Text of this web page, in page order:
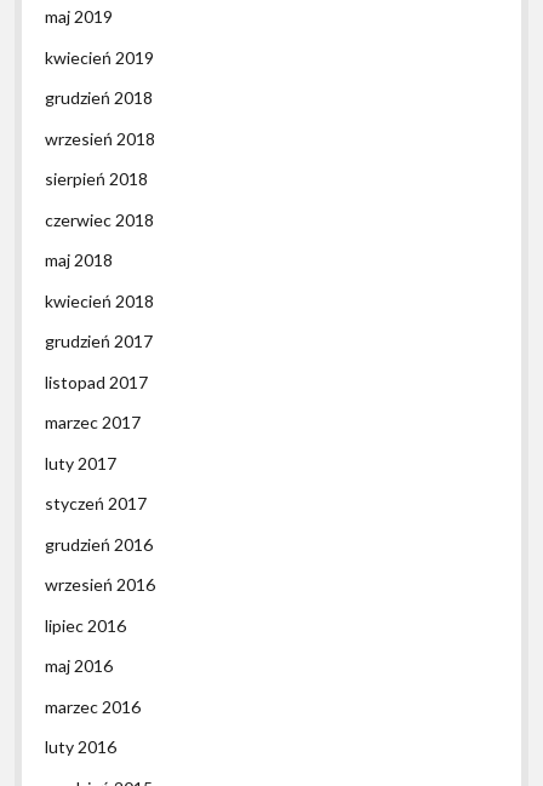
maj 2019
kwiecień 2019
grudzień 2018
wrzesień 2018
sierpień 2018
czerwiec 2018
maj 2018
kwiecień 2018
grudzień 2017
listopad 2017
marzec 2017
luty 2017
styczeń 2017
grudzień 2016
wrzesień 2016
lipiec 2016
maj 2016
marzec 2016
luty 2016